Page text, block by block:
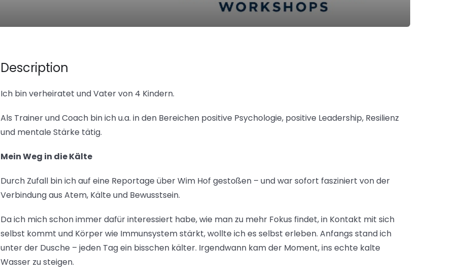
Description
Ich bin verheiratet und Vater von 4 Kindern.
Als Trainer und Coach bin ich u.a. in den Bereichen positive Psychologie, positive Leadership, Resilienz
und mentale Stärke tätig.
Mein Weg in die Kälte
Durch Zufall bin ich auf eine Reportage über Wim Hof gestoßen – und war sofort fasziniert von der
Verbindung aus Atem, Kälte und Bewusstsein.
Da ich mich schon immer dafür interessiert habe, wie man zu mehr Fokus findet, in Kontakt mit sich
selbst kommt und Körper wie Immunsystem stärkt, wollte ich es selbst erleben. Anfangs stand ich
unter der Dusche – jeden Tag ein bisschen kälter. Irgendwann kam der Moment, ins echte kalte
Wasser zu steigen.